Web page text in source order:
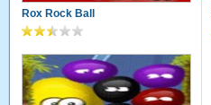
Rox Rock Ball